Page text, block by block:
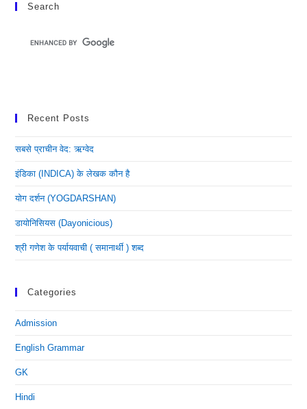
Search
Recent Posts
सबसे प्राचीन वेद: ऋग्वेद
इंडिका (INDICA) के लेखक कौन है
योग दर्शन (YOGDARSHAN)
डायोनिसियस (dayonicious)
श्री गणेश के पर्यायवाची ( समानार्थी ) शब्द
Categories
Admission
English Grammar
GK
Hindi